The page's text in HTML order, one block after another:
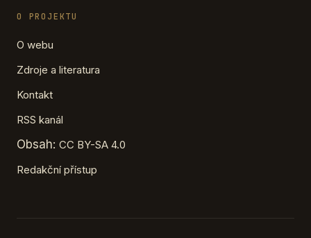
O PROJEKTU
O webu
Zdroje a literatura
Kontakt
RSS kanál
Obsah: CC BY-SA 4.0
Redakční přístup